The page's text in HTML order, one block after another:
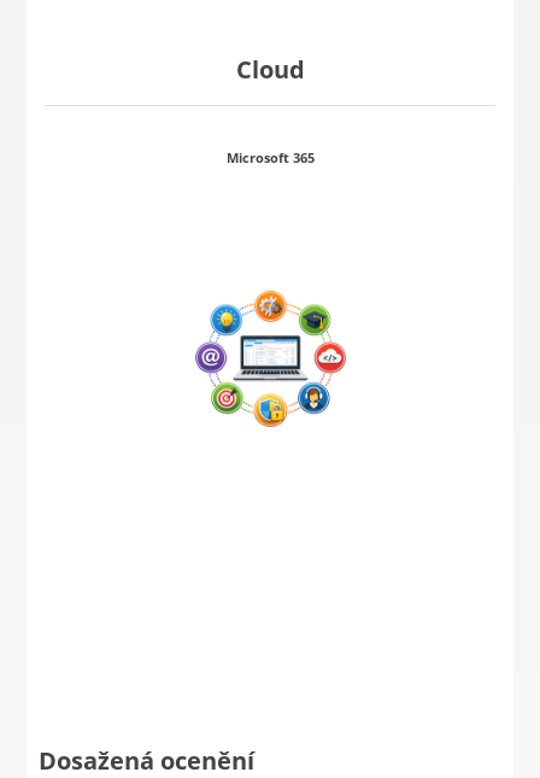
Cloud
Microsoft 365
Dosažená ocenění